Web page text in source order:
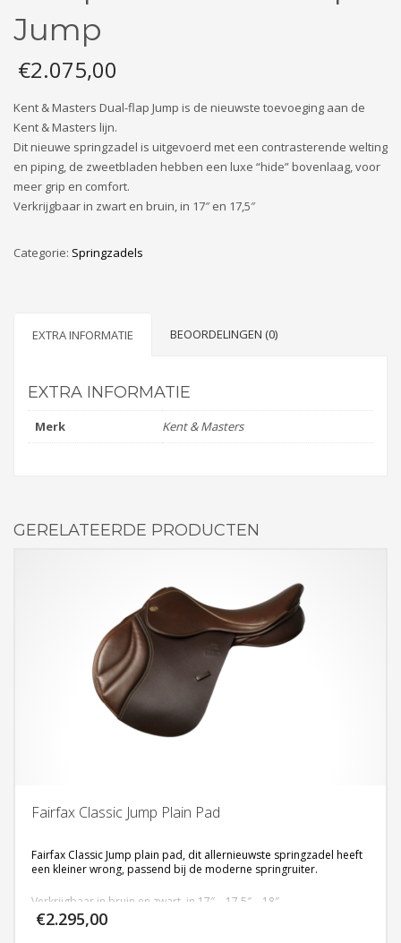
Jump
€2.075,00
Kent & Masters Dual-flap Jump is de nieuwste toevoeging aan de
Kent & Masters lijn.
Dit nieuwe springzadel is uitgevoerd met een contrasterende welting
en piping, de zweetbladen hebben een luxe “hide” bovenlaag, voor
meer grip en comfort.
Verkrijgbaar in zwart en bruin, in 17″ en 17,5″
Categorie: Springzadels
EXTRA INFORMATIE BEOORDELINGEN (0)
EXTRA INFORMATIE
Merk Kent & Masters
GERELATEERDE PRODUCTEN
Fairfax Classic Jump Plain Pad
Fairfax Classic Jump plain pad, dit allernieuwste springzadel heeft
een kleiner wrong, passend bij de moderne springruiter.
Verkrijgbaar in bruin en zwart, in 17″ – 17,5″ – 18″
€2.295,00